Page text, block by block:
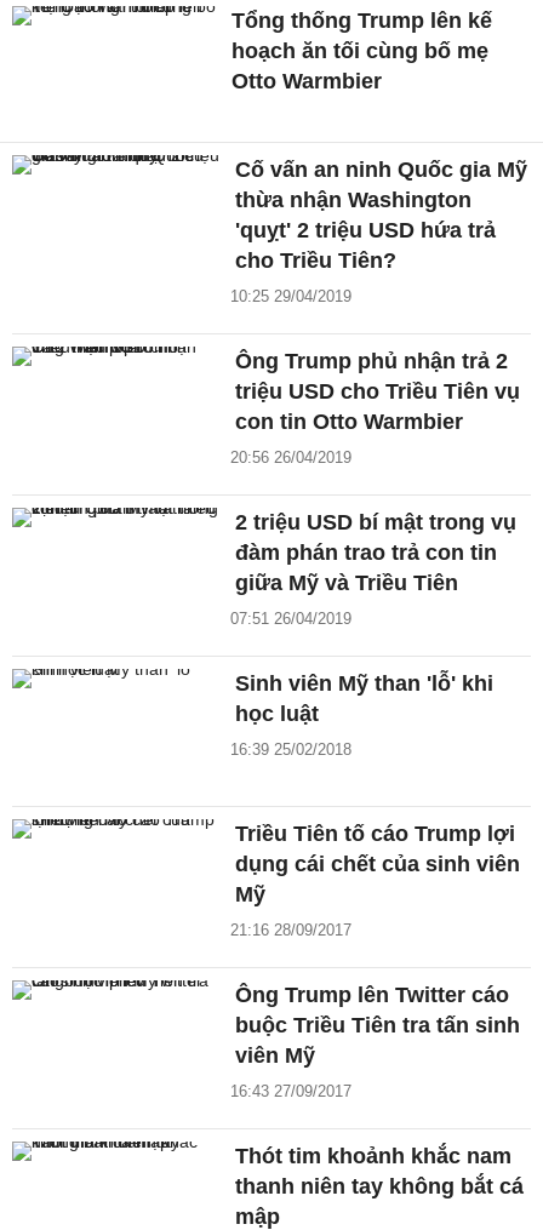
Tổng thống Trump lên kế
hoạch ăn tối cùng bố mẹ
Otto Warmbier
Cố vấn an ninh Quốc gia Mỹ
thừa nhận Washington
'quỵt' 2 triệu USD hứa trả
cho Triều Tiên?
10:25 29/04/2019
Ông Trump phủ nhận trả 2
triệu USD cho Triều Tiên vụ
con tin Otto Warmbier
20:56 26/04/2019
2 triệu USD bí mật trong vụ
đàm phán trao trả con tin
giữa Mỹ và Triều Tiên
07:51 26/04/2019
Sinh viên Mỹ than 'lỗ' khi
học luật
16:39 25/02/2018
Triều Tiên tố cáo Trump lợi
dụng cái chết của sinh viên
Mỹ
21:16 28/09/2017
Ông Trump lên Twitter cáo
buộc Triều Tiên tra tấn sinh
viên Mỹ
16:43 27/09/2017
Thót tim khoảnh khắc nam
thanh niên tay không bắt cá
mập